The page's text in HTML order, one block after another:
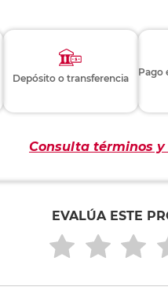
Depósito o transferencia
Pago
Consulta términos y
EVALÚA ESTE